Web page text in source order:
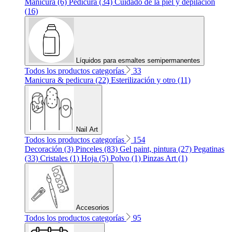
(16)
Líquidos para esmaltes semipermanentes
Todos los productos categorías
33
Manicura & pedicura (22) Esterilización y otro (11)
Nail Art
Todos los productos categorías
154
Decoración (3) Pinceles (83) Gel paint, pintura (27) Pegatinas
(33) Cristales (1) Hoja (5) Polvo (1) Pinzas Art (1)
Accesorios
Todos los productos categorías 95